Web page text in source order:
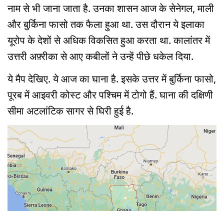
नाम से भी जाना जाता है. उनका शासन आज के सेनेगल, माली
और बुर्किना फासो तक फैला हुआ था. उस दौरान ये इलाका
यूरोप के देशों से अधिक विकसित हुआ करता था. कालांतर में
उत्तरी अफ़्रीका से आए कबीलों ने उन्हें पीछे धकेल दिया.
ये मैप देखिए. ये आज का घाना है. इसके उत्तर में बुर्किना फासो,
पूरब में आइवरी कोस्ट और पश्चिम में टोगो हैं. घाना की दक्षिणी
सीमा अटलांटिक सागर से घिरी हुई है.